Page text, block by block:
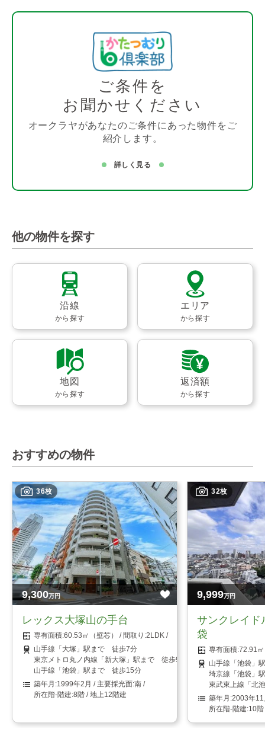
ご条件を
お聞かせください
オークラヤがあなたのご条件にあった物件をご
紹介します。
詳しく見る
他の物件を探す
沿線
から探す
エリア
から探す
地図
から探す
返済額
から探す
おすすめの物件
36枚
9,300万円
レックス大塚山の手台
60.53㎡（壁芯）
2LDK
山手線「大塚」駅まで 徒歩7分
東京メトロ丸ノ内線「新大塚」駅まで 徒歩9分
山手線「池袋」駅まで 徒歩15分
1999年2月
南
8階 / 地上12階建
32枚
9,999万円
サンクレイド
袋
72.91
山手線「池袋」
埼京線「池袋」
東武東上線「北
2003年11
10